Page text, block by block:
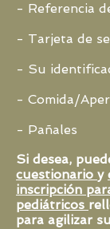
- Referencia
- Tarjeta de
- Su
- Comida/
- Pañales
Si desea,
cuestionario y
inscripción
pediátricos
para agilizar